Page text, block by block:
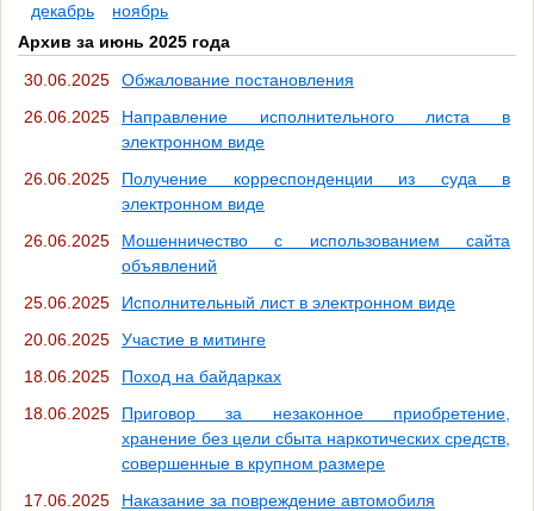
декабрь
ноябрь
Архив за июнь 2025 года
30.06.2025
Обжалование постановления
26.06.2025
Направление исполнительного листа в
электронном виде
26.06.2025
Получение корреспонденции из суда в
электронном виде
26.06.2025
Мошенничество с использованием сайта
объявлений
25.06.2025
Исполнительный лист в электронном виде
20.06.2025
Участие в митинге
18.06.2025
Поход на байдарках
18.06.2025
Приговор за незаконное приобретение,
хранение без цели сбыта наркотических средств,
совершенные в крупном размере
17.06.2025
Наказание за повреждение автомобиля